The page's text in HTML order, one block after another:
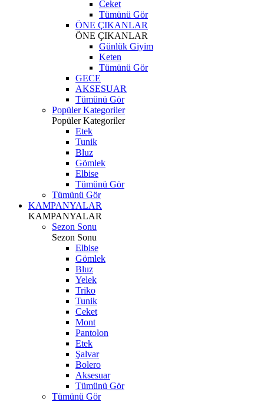
Ceket
Tümünü Gör
ÖNE ÇIKANLAR
ÖNE ÇIKANLAR
Günlük Giyim
Keten
Tümünü Gör
GECE
AKSESUAR
Tümünü Gör
Popüler Kategoriler
Popüler Kategoriler
Etek
Tunik
Bluz
Gömlek
Elbise
Tümünü Gör
Tümünü Gör
KAMPANYALAR
KAMPANYALAR
Sezon Sonu
Sezon Sonu
Elbise
Gömlek
Bluz
Yelek
Triko
Tunik
Ceket
Mont
Pantolon
Etek
Şalvar
Bolero
Aksesuar
Tümünü Gör
Tümünü Gör